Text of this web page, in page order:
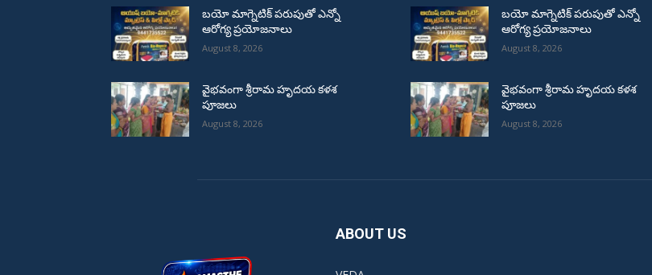
బయో మాగ్నెటిక్ పరుపుతో ఎన్నో
ఆరోగ్య ప్రయోజనాలు
August 8, 2026
వైభవంగా శ్రీరామ హృదయ కళశ
పూజలు
August 8, 2026
బయో మాగ్నెటిక్ పరుపుతో ఎన్నో
ఆరోగ్య ప్రయోజనాలు
August 8, 2026
వైభవంగా శ్రీరామ హృదయ కళశ
పూజలు
August 8, 2026
ABOUT US